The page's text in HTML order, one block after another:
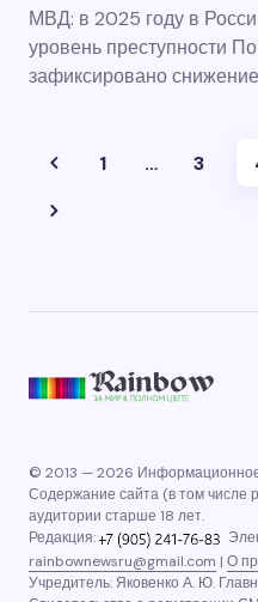
МВД: в 2025 году в
уровень преступности
зафиксировано
1 … 3
© 2013 — 2026 Информационное
Содержание сайта (в том числе
аудитории старше 18 лет.
Редакция:
rainbownewsru@gmail.com | О
Учредитель: Яковенко А. Ю.